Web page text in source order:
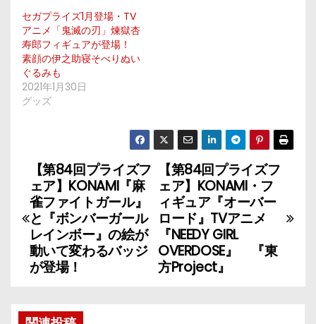
セガプライズ1月登場・TV
アニメ「鬼滅の刃」煉獄杏
寿郎フィギュアが登場！
素顔の伊之助寝そべりぬい
ぐるみも
2021年1月30日
グッズ
投
稿
ナ
ビ
【第84回プライズフ
ェア】KONAMI・フ
ィギュア『オーバー
ロード』TVアニメ
『NEEDY GIRL
OVERDOSE』 『東
方Project』
【第84回プライズフ
ェア】KONAMI『麻
雀ファイトガール』
と『ボンバーガール
レインボー』の絵が
動いて変わるバッジ
が登場！